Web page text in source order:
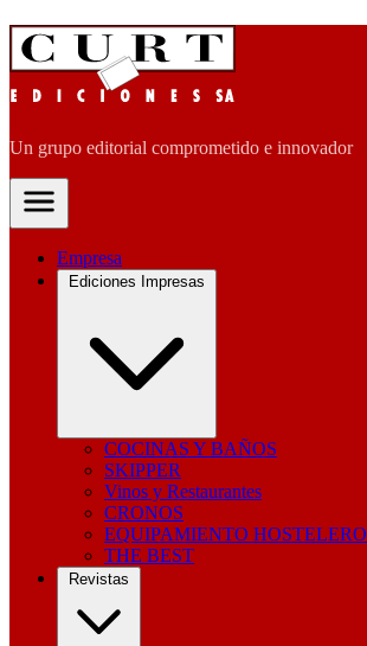
Un grupo editorial comprometido e innovador
Empresa
Ediciones Impresas
COCINAS Y BAÑOS
SKIPPER
Vinos y Restaurantes
CRONOS
EQUIPAMIENTO HOSTELERO
THE BEST
Revistas